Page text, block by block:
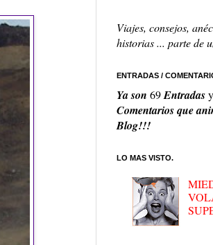
Viajes, consejos,
historias ... parte de
ENTRADAS /
Ya son 69Entradasy
Comentarios que
Blog!!!
LO MAS VISTO.